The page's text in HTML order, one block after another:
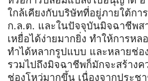
ใกล้เคียงกับบริษัทที่อยู่ภายใต้กา
ก.ล.ต. และในปัจจุบันมิจฉาชีพส
เหยื่อได้ง่ายมากยิ่ง ทำให้การหล
ทำได้หลากรูปแบบ และหลายช่อ
รวมไปถึงมิจฉาชีพก็มักจะสร้าง
ช่องโหว่มากขึ้น เนื่องจากประช